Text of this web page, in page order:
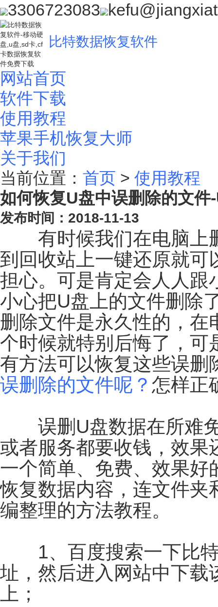
3306723083
比特数据恢复软件
网站首页
软件下载
使用教程
苹果手机恢复大师
关于我们
当前位置： 首页 > 使用教程
如何恢复U盘中误删除的文件
发布时间：2018-11-13
有时候我们在电脑上
到回收站上一键还原就可
担心。可是肯定会人人跟
小心把U盘上的文件删除
删除文件是永久性的，在
个时候就特别后悔了，可
有方法可以恢复这些误删
误删除的文件呢？ 怎样正
误删U盘数据在所难免
或者服务都要收钱，效果
一个简单、免费、效果好
恢复数据内容，连文件夹
编整理的方法教程。
1、百度搜索一下比特
址，然后进入网站中下载
上；